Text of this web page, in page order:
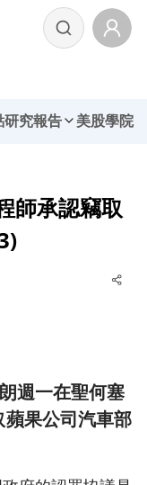
研究報告 美股學院
師承認竊取
週一在聖何塞
果公司汽車部